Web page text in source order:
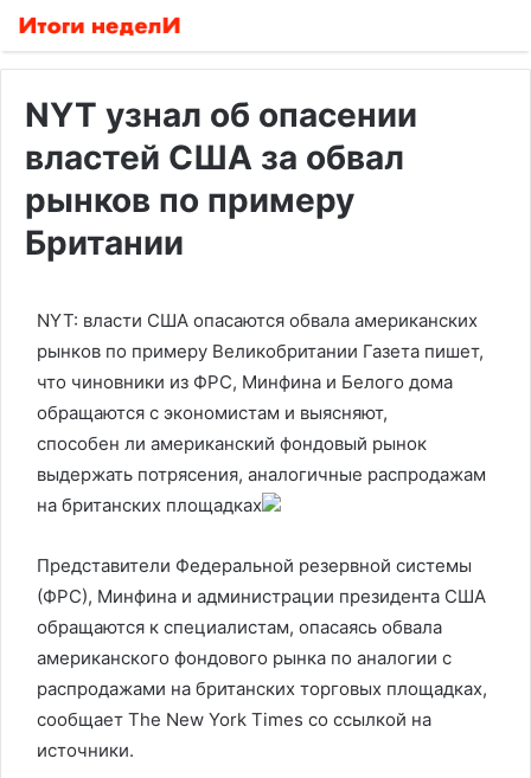
NYT узнал об опасении
властей США за обвал
рынков по примеру
Британии
NYT: власти США опасаются обвала американских
рынков по примеру Великобритании Газета пишет,
что чиновники из ФРС, Минфина и Белого дома
обращаются с экономистам и выясняют,
способен ли американский фондовый рынок
выдержать потрясения, аналогичные распродажам
на британских площадках
Представители Федеральной резервной системы
(ФРС), Минфина и администрации президента США
обращаются к специалистам, опасаясь обвала
американского фондового рынка по аналогии с
распродажами на британских торговых площадках,
сообщает The New York Times со ссылкой на
источники.